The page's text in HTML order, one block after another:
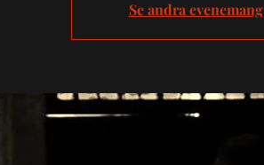
Se andra evenemang